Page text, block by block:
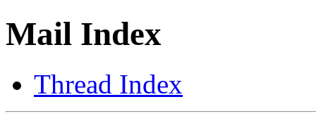
Mail Index
Thread Index